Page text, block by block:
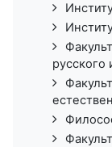
русского